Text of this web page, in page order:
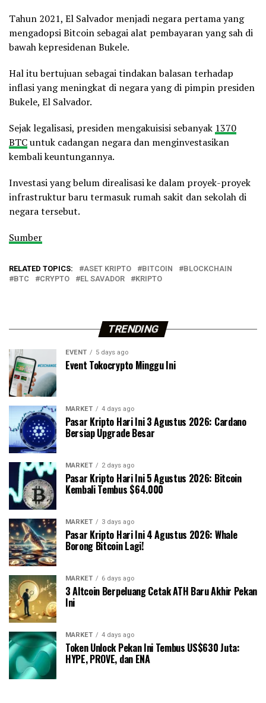
Tahun 2021, El Salvador menjadi negara pertama yang
mengadopsi Bitcoin sebagai alat pembayaran yang sah di
bawah kepresidenan Bukele.
Hal itu bertujuan sebagai tindakan balasan terhadap
inflasi yang meningkat di negara yang di pimpin presiden
Bukele, El Salvador.
Sejak legalisasi, presiden mengakuisisi sebanyak 1370
BTCuntuk cadangan negara dan menginvestasikan
kembali keuntungannya.
Investasi yang belum direalisasi ke dalam proyek-proyek
infrastruktur baru termasuk rumah sakit dan sekolah di
negara tersebut.
Sumber
RELATED TOPICS: ASET KRIPTO BITCOIN
BLOCKCHAIN
BTC
CRYPTO EL SAVADOR KRIPTO
TRENDING
EVENT 5 days ago
Event Tokocrypto Minggu Ini
MARKET 4 days ago
Pasar Kripto Hari Ini 3 Agustus 2026: Cardano
Bersiap Upgrade Besar
MARKET 2 days ago
Pasar Kripto Hari Ini 5 Agustus 2026: Bitcoin
Kembali Tembus $64.000
MARKET 3 days ago
Pasar Kripto Hari Ini 4 Agustus 2026: Whale
Borong Bitcoin Lagi!
MARKET 6 days ago
3 Altcoin Berpeluang Cetak ATH Baru Akhir Pekan
Ini
MARKET 4 days ago
Token Unlock Pekan Ini Tembus US$630 Juta:
HYPE, PROVE, dan ENA